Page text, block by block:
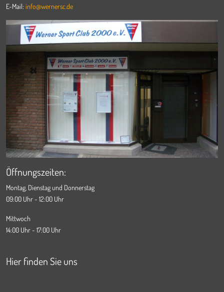
E-Mail: info@wernersc.de
Öffnungszeiten:
Montag, Dienstag und Donnerstag
09:00 Uhr - 12:00 Uhr
Mittwoch
14:00 Uhr - 17:00 Uhr
Hier finden Sie uns